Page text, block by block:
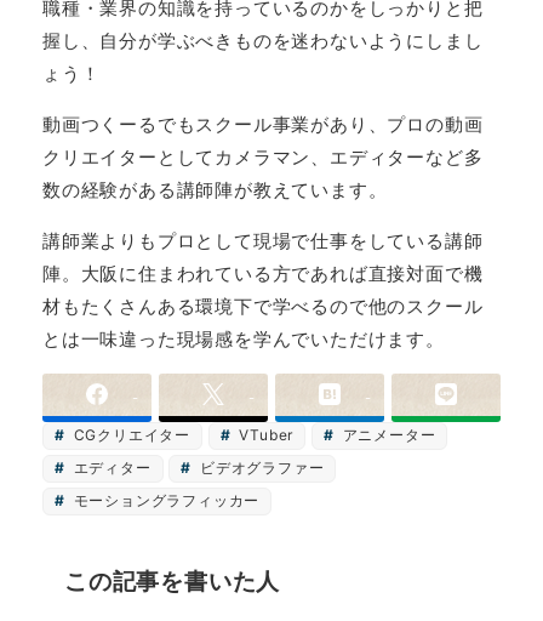
職種・業界の知識を持っているのかをしっかりと把
握し、自分が学ぶべきものを迷わないようにしまし
ょう！
動画つくーるでもスクール事業があり、プロの動画
クリエイターとしてカメラマン、エディターなど多
数の経験がある講師陣が教えています。
講師業よりもプロとして現場で仕事をしている講師
陣。大阪に住まわれている方であれば直接対面で機
材もたくさんある環境下で学べるので他のスクール
とは一味違った現場感を学んでいただけます。
- - -
CGクリエイター VTuber
アニメーター
エディター
ビデオグラファー
モーショングラフィッカー
この記事を書いた人